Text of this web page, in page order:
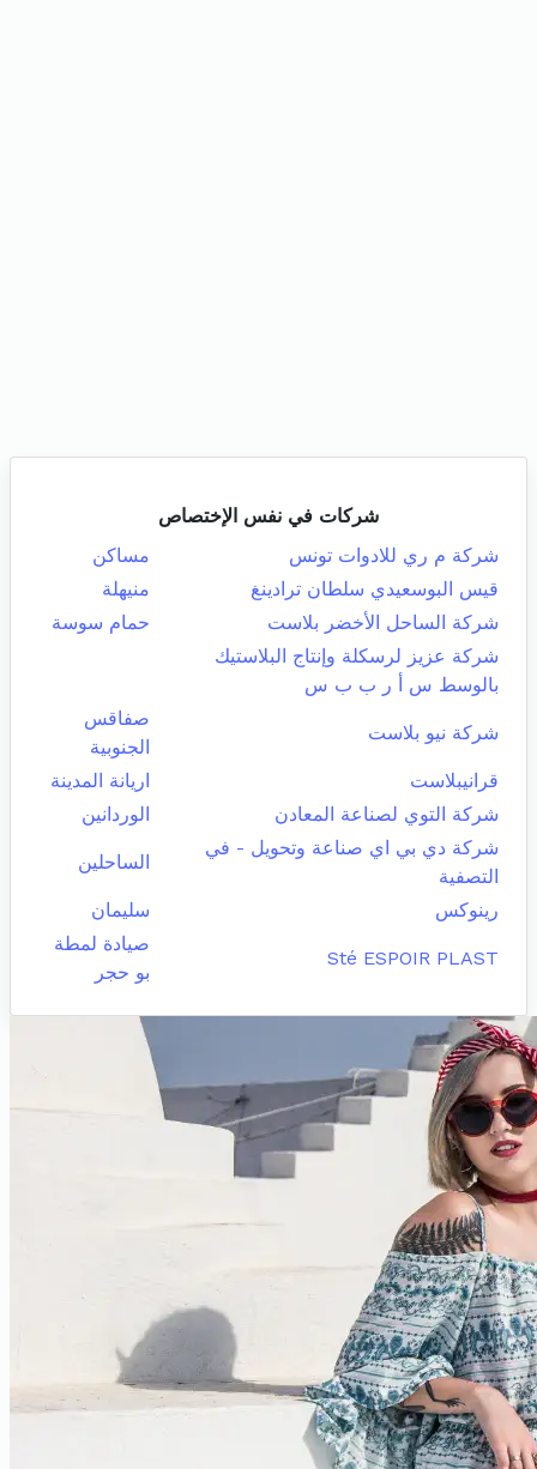
شركات في نفس الإختصاص
شركة م ري للادوات تونس
مساكن
قيس البوسعيدي سلطان ترادينغ
منيهلة
شركة الساحل الأخضر بلاست
حمام سوسة
شركة عزيز لرسكلة وإنتاج البلاستيك
بالوسط س أ ر ب ب س
شركة نيو بلاست
صفاقس
الجنوبية
قرانيبلاست
اريانة المدينة
شركة التوي لصناعة المعادن
الوردانين
شركة دي بي اي صناعة وتحويل - في
التصفية
الساحلين
رينوكس سليمان
Sté ESPOIR PLAST
صيادة لمطة
بو حجر